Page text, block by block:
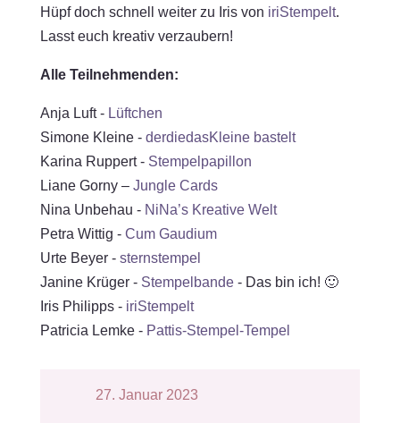
Hüpf doch schnell weiter zu Iris von iriStempelt.
Lasst euch kreativ verzaubern!
Alle Teilnehmenden:
Anja Luft - Lüftchen
Simone Kleine - derdiedasKleine bastelt
Karina Ruppert - Stempelpapillon
Liane Gorny – Jungle Cards
Nina Unbehau - NiNa’s Kreative Welt
Petra Wittig - Cum Gaudium
Urte Beyer - sternstempel
Janine Krüger - Stempelbande- Das bin ich! 🙂
Iris Philipps - iriStempelt
Patricia Lemke - Pattis-Stempel-Tempel
27. Januar 2023